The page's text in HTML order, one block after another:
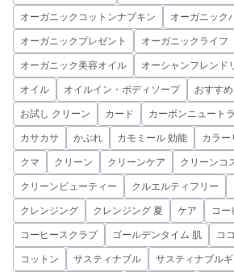
オーガニックコットンナプキン オーガニック
オーガニックプレゼント オーガニックライフ
オーガニック美容オイル オーシャンフレンド
オイル オイルイン・ボディソープ おすすめ
お試し クリーン カード カーボンニュート
カサカサ かぶれ カモミール 効能 カラー
クマ クリーン クリーンケア クリーンコ
クリーンビューティー クルエルティフリー
クレンジング クレンジング 夏 ケア コー
コーヒースクラブ ゴールデンタイム 肌 コ
コットン サスティナブル サスティナブルギ